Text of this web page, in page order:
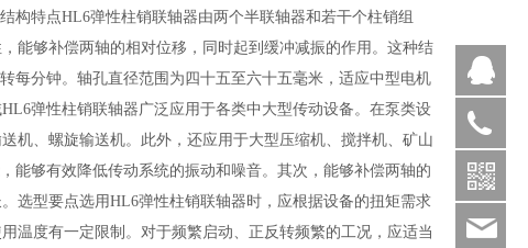
构特点HL6弹性柱销联轴器由两个半联轴器和若干个柱销组
能够补偿两轴的相对位移，同时起到缓冲减振的作用。这种结
每分钟。轴孔直径范围为四十五至六十五毫米，适应中型电机
弹性柱销联轴器广泛应用于各类中大型传动设备。在泵类设
机、螺旋输送机。此外，还应用于大型压缩机、搅拌机、矿山
能够有效降低传动系统的振动和噪音。其次，能够补偿两轴的
选型要点选用HL6弹性柱销联轴器时，应根据设备的扭矩需求
温度有一定限制。对于频繁启动、正反转频繁的工况，应适当